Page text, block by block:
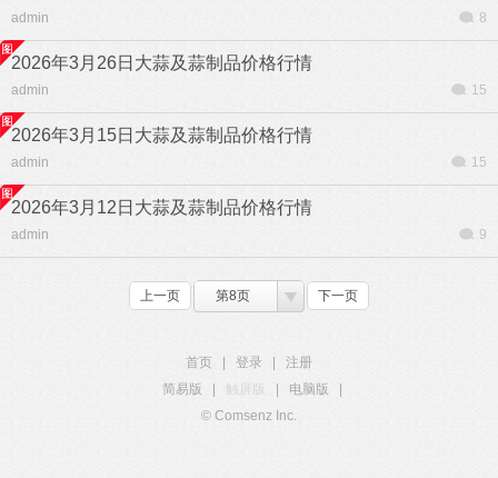
admin 8
2026年3月26日大蒜及蒜制品价格行情
admin 15
2026年3月15日大蒜及蒜制品价格行情
admin 15
2026年3月12日大蒜及蒜制品价格行情
admin 9
上一页 第8页 下一页
首页 登录
注册
简易版
触屏版 电脑版
© Comsenz Inc.